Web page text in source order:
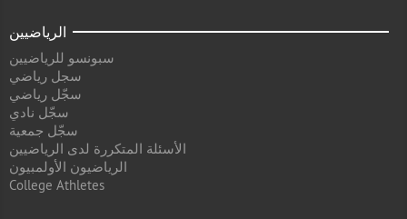
الرياضيين
سبونسو للرياضيين
سجل رياضي
سجّل رياضي
سجّل نادي
سجّل جمعية
الأسئلة المتكررة لدى الرياضيين
الرياضيون الأولمبيون
College Athletes